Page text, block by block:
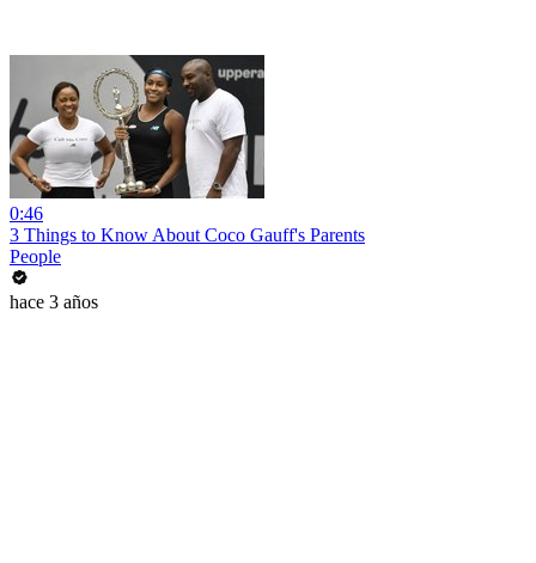
0:46
3 Things to Know About Coco Gauff's Parents
People
hace 3 años